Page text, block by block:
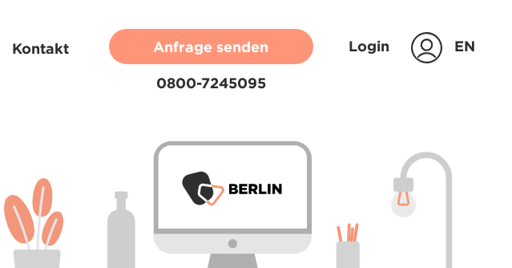
Kontakt
Anfrage senden
0800-7245095
Login EN